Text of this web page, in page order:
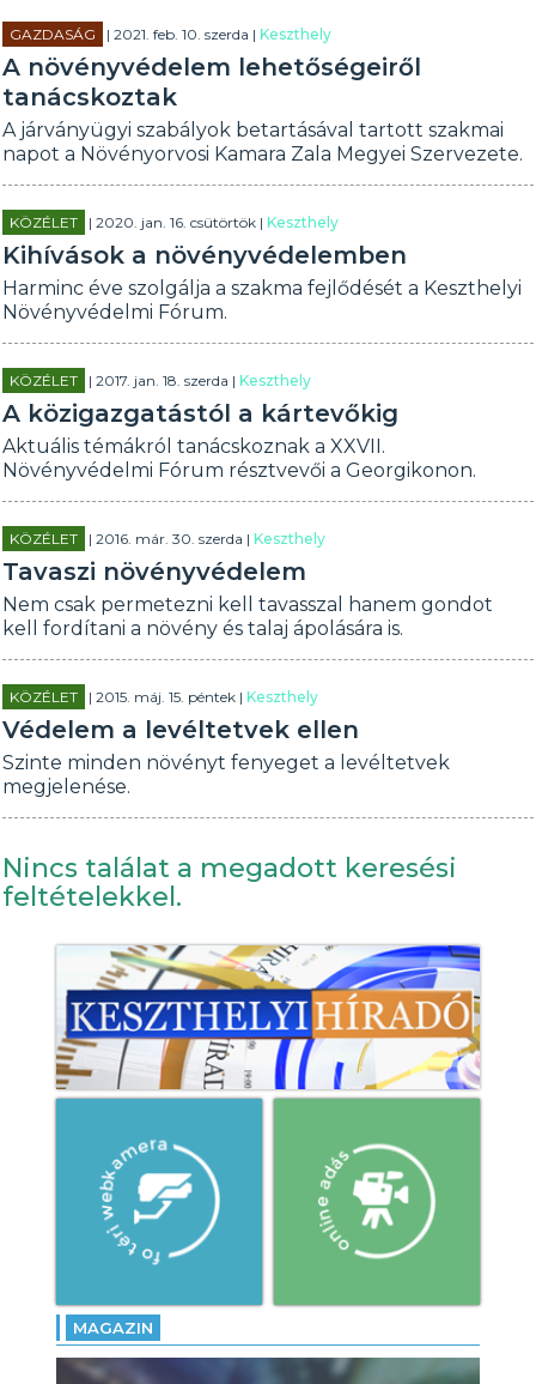
GAZDASÁG | 2021. feb. 10. szerda |Keszthely
A növényvédelem lehetőségeiről
tanácskoztak
A járványügyi szabályok betartásával tartott szakmai
napot a Növényorvosi Kamara Zala Megyei Szervezete.
KÖZÉLET | 2020. jan. 16. csütörtök |Keszthely
Kihívások a növényvédelemben
Harminc éve szolgálja a szakma fejlődését a Keszthelyi
Növényvédelmi Fórum.
KÖZÉLET | 2017. jan. 18. szerda |Keszthely
A közigazgatástól a kártevőkig
Aktuális témákról tanácskoznak a XXVII.
Növényvédelmi Fórum résztvevői a Georgikonon.
KÖZÉLET | 2016. már. 30. szerda |Keszthely
Tavaszi növényvédelem
Nem csak permetezni kell tavasszal hanem gondot
kell fordítani a növény és talaj ápolására is.
KÖZÉLET | 2015. máj. 15. péntek |Keszthely
Védelem a levéltetvek ellen
Szinte minden növényt fenyeget a levéltetvek
megjelenése.
Nincs találat a megadott keresési
feltételekkel.
MAGAZIN